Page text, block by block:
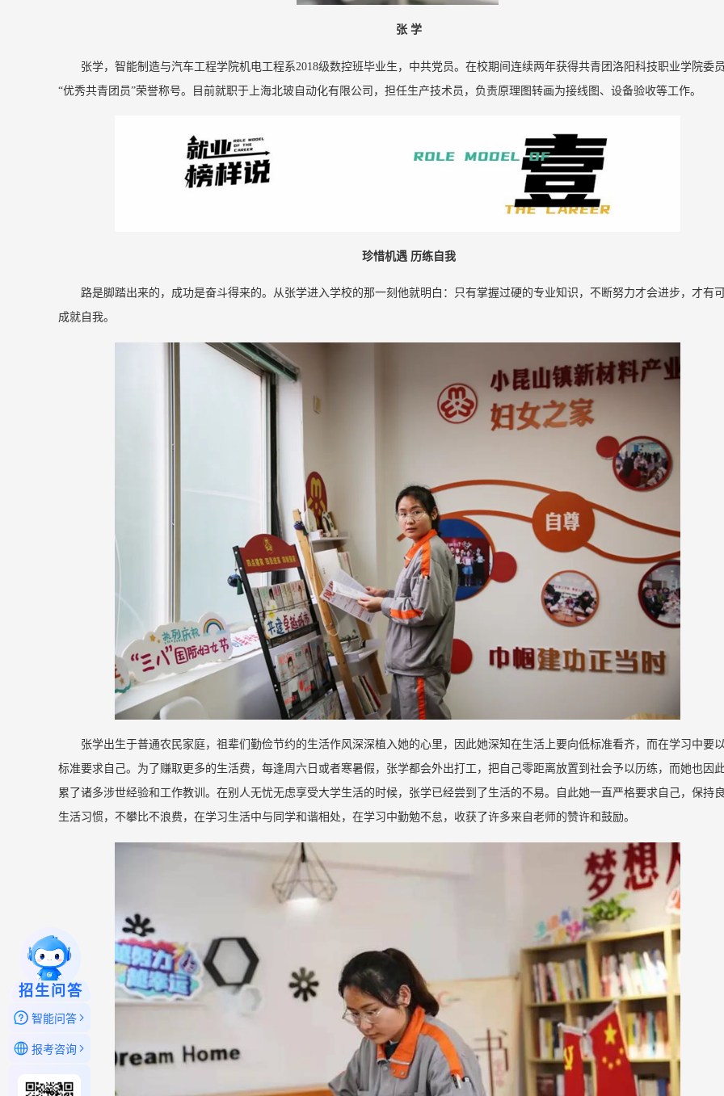
张 学
张学，智能制造与汽车工程学院机电工程系2018级数控班毕业生，中共党员。在校期间连续两年获得共青团洛阳科技职业学院委
“优秀共青团员”荣誉称号。目前就职于上海北玻自动化有限公司，担任生产技术员，负责原理图转画为接线图、设备验收等工作。
珍惜机遇 历练自我
路是脚踏出来的，成功是奋斗得来的。从张学进入学校的那一刻他就明白：只有掌握过硬的专业知识，不断努力才会进步，才有
成就自我。
张学出生于普通农民家庭，祖辈们勤俭节约的生活作风深深植入她的心里，因此她深知在生活上要向低标准看齐，而在学习中要
标准要求自己。为了赚取更多的生活费，每逢周六日或者寒暑假，张学都会外出打工，把自己零距离放置到社会予以历练，而她也因
累了诸多涉世经验和工作教训。在别人无忧无虑享受大学生活的时候，张学已经尝到了生活的不易。自此她一直严格要求自己，保持
生活习惯，不攀比不浪费，在学习生活中与同学和谐相处，在学习中勤勉不怠，收获了许多来自老师的赞许和鼓励。
招生问答
智能问答
报考咨询